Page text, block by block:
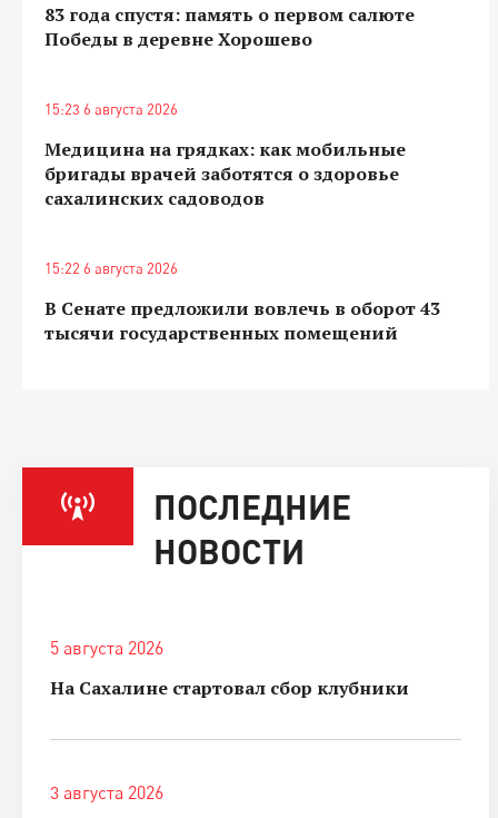
83 года спустя: память о первом салюте
Победы в деревне Хорошево
15:23 6 августа 2026
Медицина на грядках: как мобильные
бригады врачей заботятся о здоровье
сахалинских садоводов
15:22 6 августа 2026
В Сенате предложили вовлечь в оборот 43
тысячи государственных помещений
ПОСЛЕДНИЕ
НОВОСТИ
5 августа 2026
На Сахалине стартовал сбор клубники
3 августа 2026